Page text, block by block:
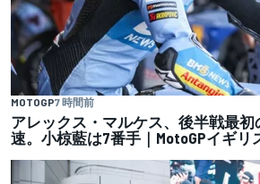
MOTOGP7 時間前
アレックス・マルケス、後半戦最
速。小椋藍は7番手｜MotoGPイギリ